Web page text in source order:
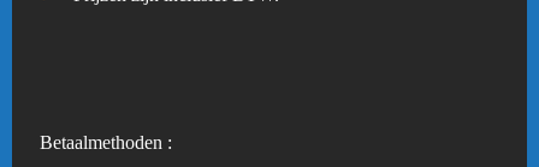
Betaalmethoden :